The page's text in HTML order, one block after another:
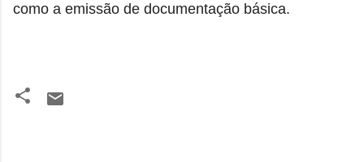
como a emissão de documentação básica.